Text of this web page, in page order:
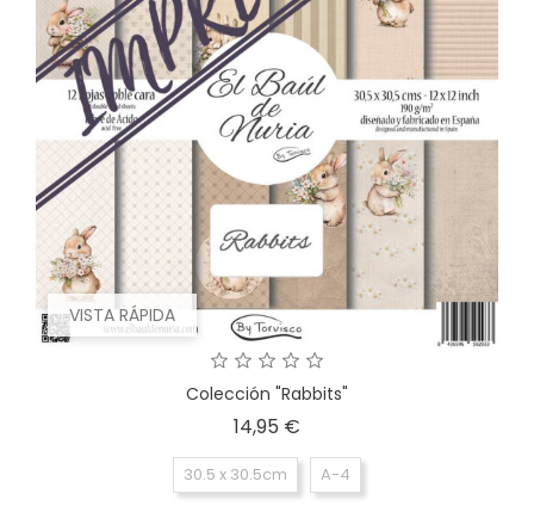
VISTA RÁPIDA
Colección "Rabbits"
14,95 €
30.5 x 30.5cm A-4